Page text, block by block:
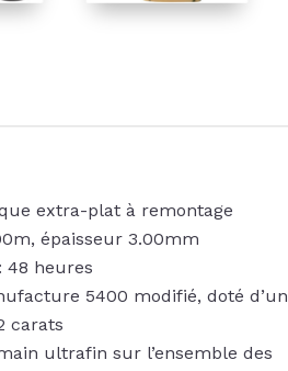
extra-plat à remontage
épaisseur 3.00mm
48 heures
5400 modifié, doté d’un
carats
ultrafin sur l’ensemble des